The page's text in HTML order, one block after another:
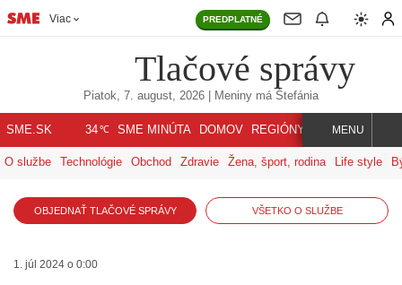
Viac PREDPLATNÉ
Tlačové správy
Piatok, 7. august, 2026 | Meniny má Štefánia
SME.SK 34℃ SME MINÚTA DOMOV REGIÓNY INDEX SVET
MENU
O službe Technológie Obchod Zdravie Žena, šport, rodina Life style
OBJEDNAŤ TLAČOVÉ SPRÁVY VŠETKO O SLUŽBE
1. júl 2024 o 0:00